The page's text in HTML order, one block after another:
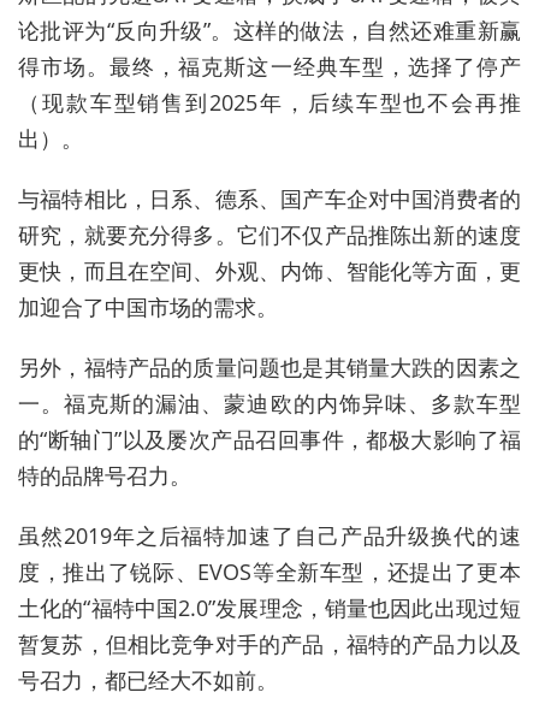
论批评为“反向升级”。这样的做法，自然还难重新赢
得市场。最终，福克斯这一经典车型，选择了停产
（现款车型销售到2025年，后续车型也不会再推
出）。
与福特相比，日系、德系、国产车企对中国消费者的
研究，就要充分得多。它们不仅产品推陈出新的速度
更快，而且在空间、外观、内饰、智能化等方面，更
加迎合了中国市场的需求。
另外，福特产品的质量问题也是其销量大跌的因素之
一。福克斯的漏油、蒙迪欧的内饰异味、多款车型
的“断轴门”以及屡次产品召回事件，都极大影响了福
特的品牌号召力。
虽然2019年之后福特加速了自己产品升级换代的速
度，推出了锐际、EVOS等全新车型，还提出了更本
土化的“福特中国2.0”发展理念，销量也因此出现过短
暂复苏，但相比竞争对手的产品，福特的产品力以及
号召力，都已经大不如前。